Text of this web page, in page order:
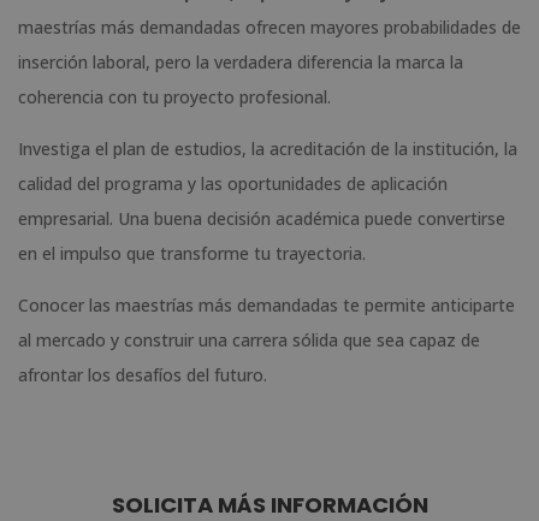
maestrías más demandadas ofrecen mayores probabilidades de
inserción laboral, pero la verdadera diferencia la marca la
coherencia con tu proyecto profesional.
Investiga el plan de estudios, la acreditación de la institución, la
calidad del programa y las oportunidades de aplicación
empresarial. Una buena decisión académica puede convertirse
en el impulso que transforme tu trayectoria.
Conocer las maestrías más demandadas te permite anticiparte
al mercado y construir una carrera sólida que sea capaz de
afrontar los desafíos del futuro.
SOLICITA MÁS INFORMACIÓN